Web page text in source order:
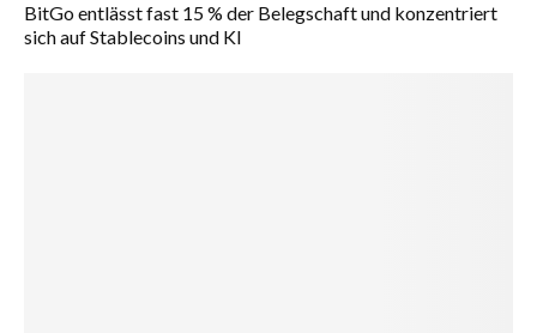
BitGo entlässt fast 15 % der Belegschaft und konzentriert
sich auf Stablecoins und KI